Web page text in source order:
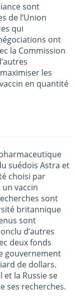
sont
de l’Union
qui
ont
la Commission
les
en quantité
suédois Astra et
choisi par
vaccin
sont
britannique
sont
d’autres
deux fonds
gouvernement
de dollars.
et la Russie se
ses recherches.